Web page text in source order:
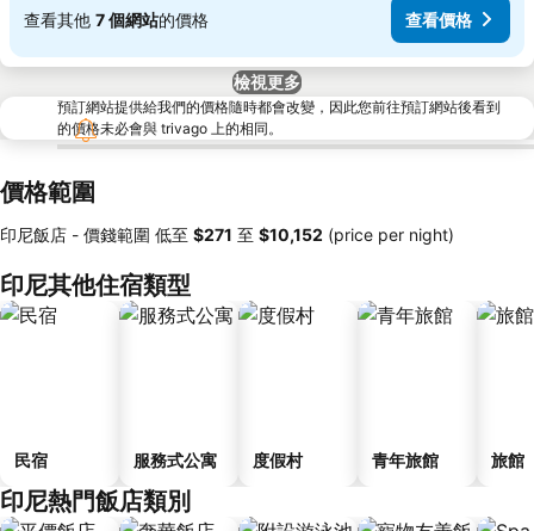
查看其他 7 個網站的價格 查看價格
檢視更多
預訂網站提供給我們的價格隨時都會改變，因此您前往預訂網站後看到
的價格未必會與 trivago 上的相同。
價格範圍
印尼飯店 - 價錢範圍 低至 ‎$271 至 ‎$10,152 (price per night)
印尼其他住宿類型
民宿 服務式公寓 度假村 青年旅館 旅館
印尼熱門飯店類別